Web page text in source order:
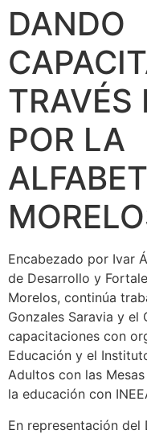
DANDO
TRAVÉS
POR LA
Encabezado por Ivar
de Desarrollo y
Morelos, continúa
Gonzales Saravia y el
capacitaciones con
Educación y el
Adultos con las
la educación con
En representación del